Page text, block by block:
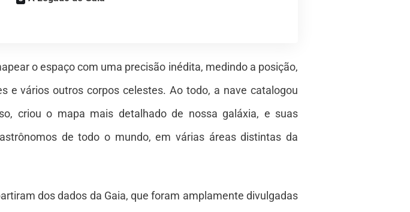
o espaço com uma precisão inédita, medindo a posição,
e vários outros corpos celestes. Ao todo, a nave catalogou
criou o mapa mais detalhado de nossa galáxia, e suas
de todo o mundo, em várias áreas distintas da
dos dados da Gaia, que foram amplamente divulgadas